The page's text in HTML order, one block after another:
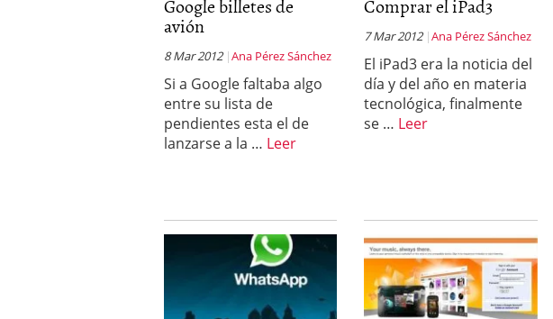
Google billetes de
avión
8 Mar 2012 Ana Pérez Sánchez
Si a Google faltaba algo
entre su lista de
pendientes esta el de
lanzarse a la … Leer
Comprar el iPad3
7 Mar 2012 Ana Pérez Sánchez
El iPad3 era la noticia del
día y del año en materia
tecnológica, finalmente
se … Leer